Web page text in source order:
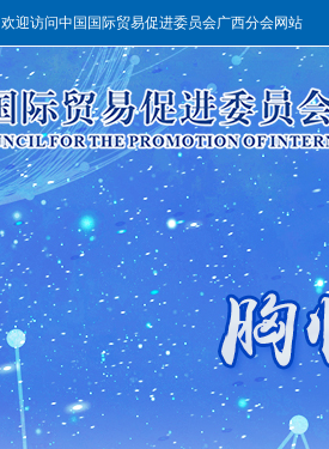
迎访问中国国际贸易促进委员会广西分会网站